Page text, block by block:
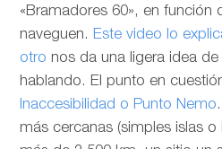
«Bramadores 60», en función
naveguen. Este video lo
otro nos da una ligera idea
hablando. El punto en
Inaccesibilidad o Punto Nemo
más cercanas (simples islas